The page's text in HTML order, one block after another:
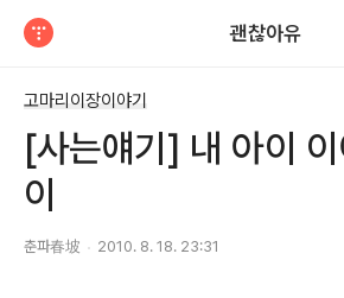
괜찮아유
고마리이장이야기
[사는얘기] 내 아이
이
춘파春坡 2010. 8. 18. 23:31